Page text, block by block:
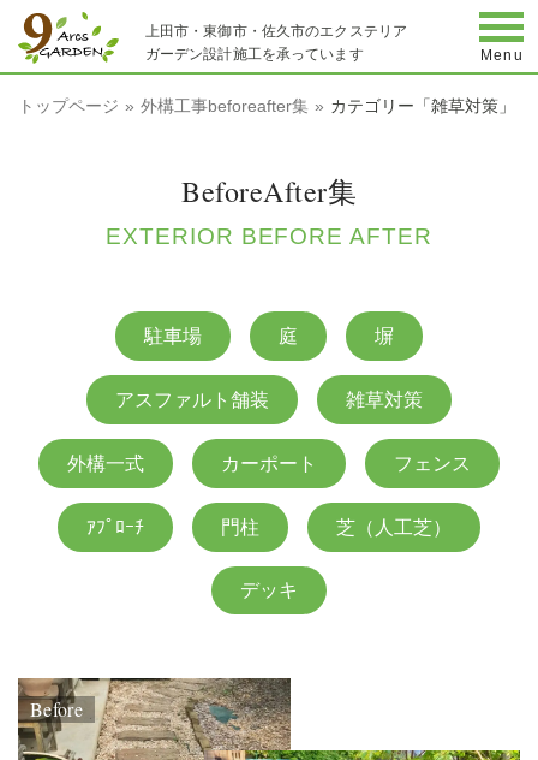
上田市・東御市・佐久市のエクステリア
ガーデン設計施工を承っています
Menu
トップページ 外構工事beforeafter集 カテゴリー「雑草対策」
BeforeAfter集
EXTERIOR BEFORE AFTER
駐車場 庭 塀
アスファルト舗装 雑草対策
外構一式 カーポート フェンス
ｱﾌﾟﾛｰﾁ 門柱 芝（人工芝）
デッキ
Before